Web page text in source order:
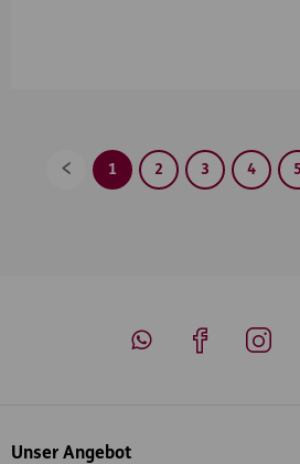
Zurück1 2 3 4 5
Inhaltsübersicht
Unser Angebot